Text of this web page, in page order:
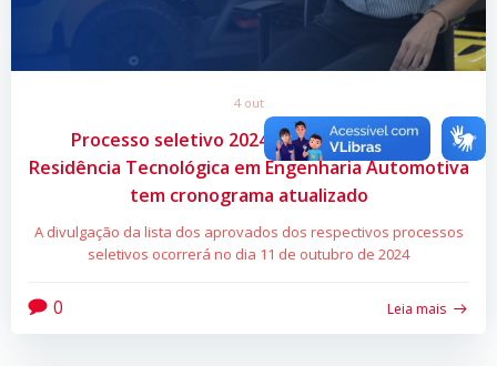
4 out
Processo seletivo 2024 para Programa de
Residência Tecnológica em Engenharia Automotiva
tem cronograma atualizado
A divulgação da lista dos aprovados dos respectivos processos
seletivos ocorrerá no dia 11 de outubro de 2024
0 Leia mais